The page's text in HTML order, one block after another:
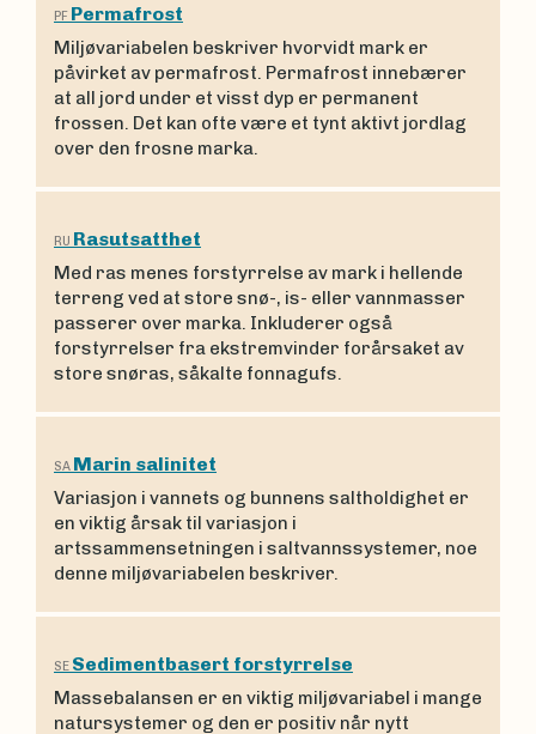
PF Permafrost
Miljøvariabelen beskriver hvorvidt mark er
påvirket av permafrost. Permafrost innebærer
at all jord under et visst dyp er permanent
frossen. Det kan ofte være et tynt aktivt jordlag
over den frosne marka.
RU Rasutsatthet
Med ras menes forstyrrelse av mark i hellende
terreng ved at store snø-, is- eller vannmasser
passerer over marka. Inkluderer også
forstyrrelser fra ekstremvinder forårsaket av
store snøras, såkalte fonnagufs.
SA Marin salinitet
Variasjon i vannets og bunnens saltholdighet er
en viktig årsak til variasjon i
artssammensetningen i saltvannssystemer, noe
denne miljøvariabelen beskriver.
SE Sedimentbasert forstyrrelse
Massebalansen er en viktig miljøvariabel i mange
natursystemer og den er positiv når nytt